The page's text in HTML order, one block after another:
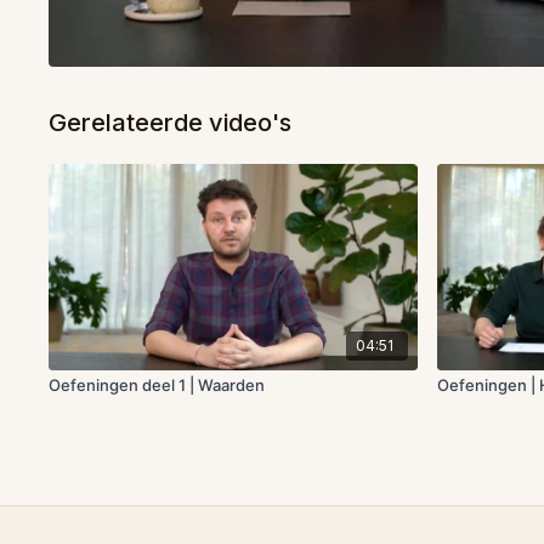
Gerelateerde video's
04:51
Oefeningen deel 1 | Waarden Oefeningen |